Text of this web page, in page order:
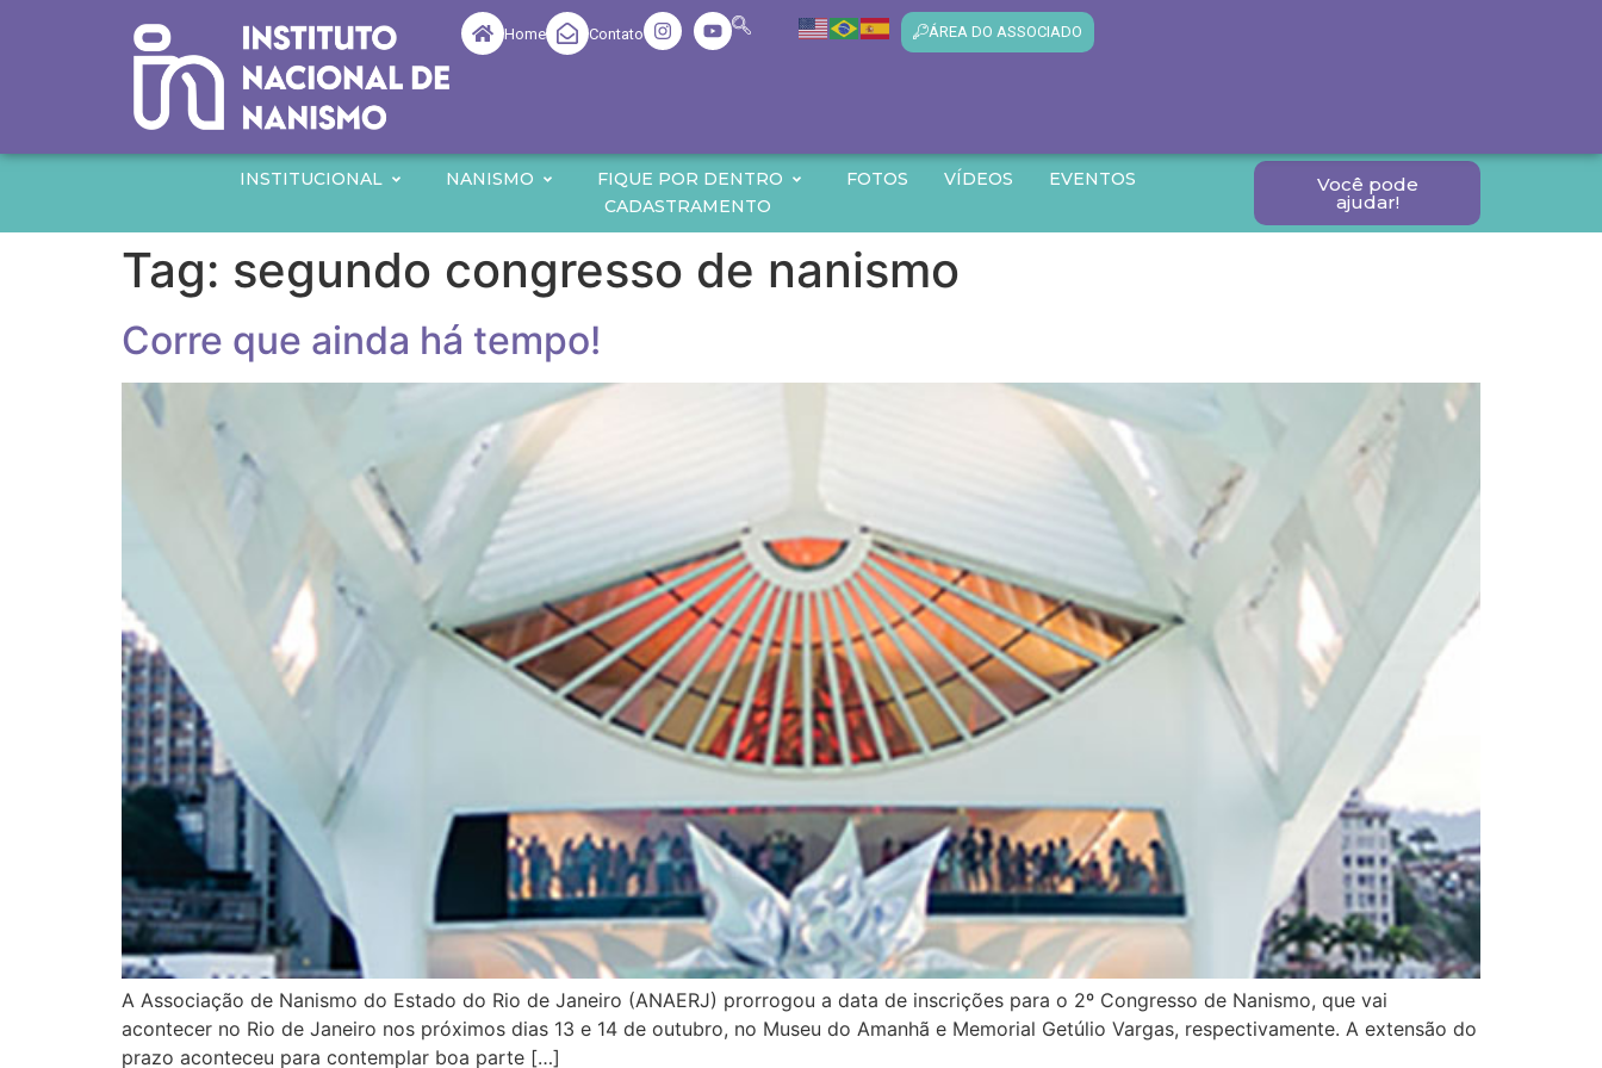
Home Contato ÁREA DO ASSOCIADO
INSTITUCIONAL NANISMO FIQUE POR DENTRO FOTOS VÍDEOS
EVENTOS
CADASTRAMENTO
Você pode
ajudar!
Tag: segundo congresso de nanismo
Corre que ainda há tempo!
A Associação de Nanismo do Estado do Rio de Janeiro (ANAERJ) prorrogou a data de inscrições para o 2º Congresso de Nanismo, que vai
acontecer no Rio de Janeiro nos próximos dias 13 e 14 de outubro, no Museu do Amanhã e Memorial Getúlio Vargas, respectivamente. A extensão do
prazo aconteceu para contemplar boa parte […]